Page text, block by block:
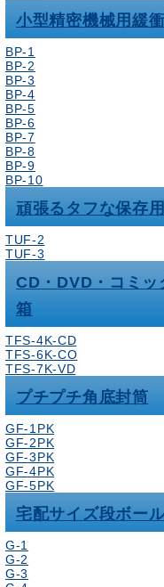
小型精密機械用緩
BP-1
BP-2
BP-3
BP-4
BP-5
BP-6
BP-7
BP-8
BP-9
BP-10
頑張るタフな保存
TUF-2
TUF-3
CD・DVD・コミ
箱
TFS-4K-CD
TFS-6K-CO
TFS-7K-VD
プチプチ角底封筒
GF-1PK
GF-2PK
GF-3PK
GF-4PK
GF-5PK
宅配サイズ段ボー
G-1
G-2
G-3